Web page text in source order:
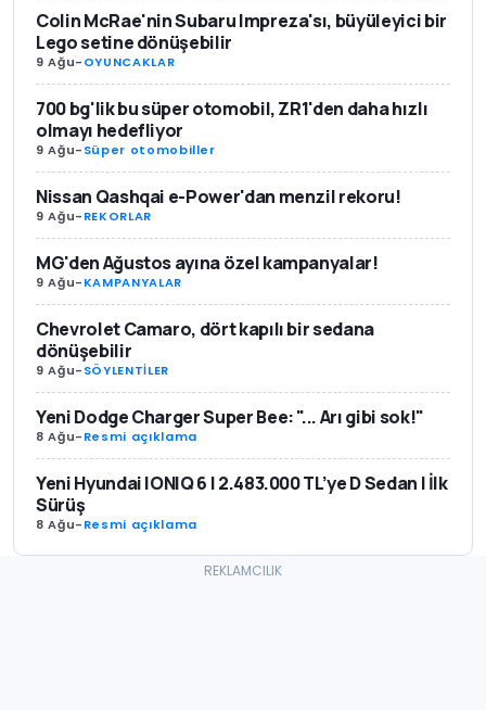
Colin McRae'nin Subaru Impreza'sı, büyüleyici bir
Lego setine dönüşebilir
9 Ağu-OYUNCAKLAR
700 bg'lik bu süper otomobil, ZR1'den daha hızlı
olmayı hedefliyor
9 Ağu-Süper otomobiller
Nissan Qashqai e-Power'dan menzil rekoru!
9 Ağu-REKORLAR
MG'den Ağustos ayına özel kampanyalar!
9 Ağu-KAMPANYALAR
Chevrolet Camaro, dört kapılı bir sedana
dönüşebilir
9 Ağu-SÖYLENTİLER
Yeni Dodge Charger Super Bee: "... Arı gibi sok!"
8 Ağu-Resmi açıklama
Yeni Hyundai IONIQ 6 | 2.483.000 TL’ye D Sedan | İlk
Sürüş
8 Ağu-Resmi açıklama